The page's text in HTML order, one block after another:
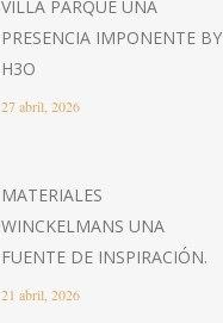
VILLA PARQUE UNA
PRESENCIA IMPONENTE BY
H3O
27 abril, 2026
MATERIALES
WINCKELMANS UNA
FUENTE DE INSPIRACIÓN.
21 abril, 2026